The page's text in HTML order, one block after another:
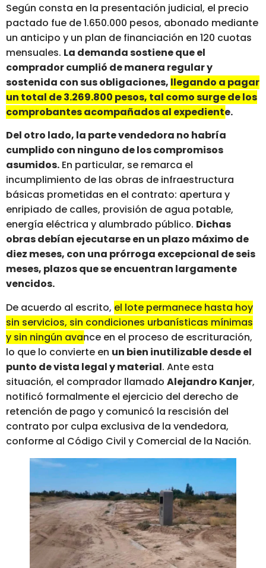
Según consta en la presentación judicial, el precio
pactado fue de 1.650.000 pesos, abonado mediante
un anticipo y un plan de financiación en 120 cuotas
mensuales. La demanda sostiene que el
comprador cumplió de manera regular y
sostenida con sus obligaciones, llegando a pagar
un total de 3.269.800 pesos, tal como surge de los
comprobantes acompañados al expediente.
Del otro lado, la parte vendedora no habría
cumplido con ninguno de los compromisos
asumidos. En particular, se remarca el
incumplimiento de las obras de infraestructura
básicas prometidas en el contrato: apertura y
enripiado de calles, provisión de agua potable,
energía eléctrica y alumbrado público. Dichas
obras debían ejecutarse en un plazo máximo de
diez meses, con una prórroga excepcional de seis
meses, plazos que se encuentran largamente
vencidos.
De acuerdo al escrito, el lote permanece hasta hoy
sin servicios, sin condiciones urbanísticas mínimas
y sin ningún avance en el proceso de escrituración,
lo que lo convierte en un bien inutilizable desde el
punto de vista legal y material. Ante esta
situación, el comprador llamado Alejandro Kanjer,
notificó formalmente el ejercicio del derecho de
retención de pago y comunicó la rescisión del
contrato por culpa exclusiva de la vendedora,
conforme al Código Civil y Comercial de la Nación.